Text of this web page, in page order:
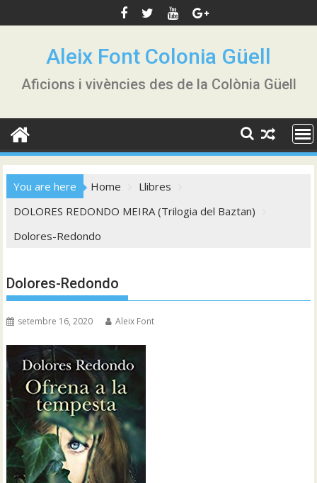
to
Aleix Font Colonia Güell
Aficions i vivències des de la Colònia Güell
You are here Home
Llibres
DOLORES REDONDO MEIRA (Trilogia del Baztan)
Dolores-Redondo
Dolores-Redondo
setembre 16, 2020 Aleix Font